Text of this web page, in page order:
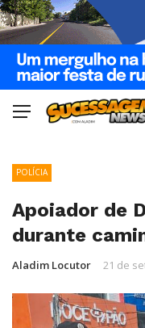
POLÍCIA
Apoiador de
durante
Aladim Locutor 21 de